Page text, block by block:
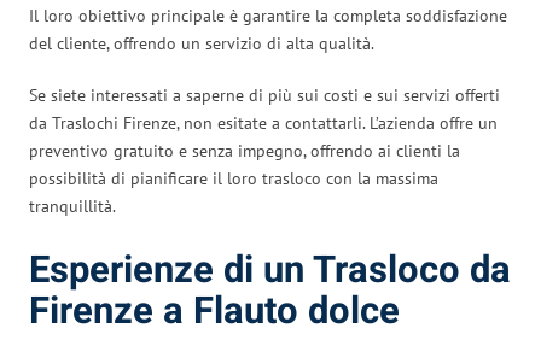
Il loro obiettivo principale è garantire la completa soddisfazione
del cliente, offrendo un servizio di alta qualità.
Se siete interessati a saperne di più sui costi e sui servizi offerti
da Traslochi Firenze, non esitate a contattarli. L’azienda offre un
preventivo gratuito e senza impegno, offrendo ai clienti la
possibilità di pianificare il loro trasloco con la massima
tranquillità.
Esperienze di un Trasloco da
Firenze a Flauto dolce